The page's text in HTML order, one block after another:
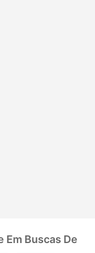
Em Buscas De